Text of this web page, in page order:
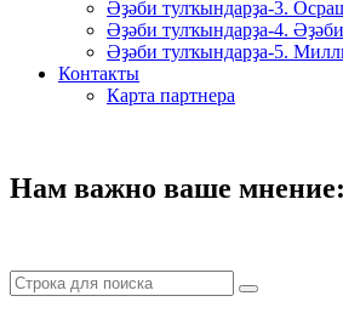
Әҙәби тулҡындарҙа-3.
Әҙәби тулҡындарҙа-4.
Әҙәби тулҡындарҙа-5.
Контакты
Карта партнера
Нам важно ваше мнение: